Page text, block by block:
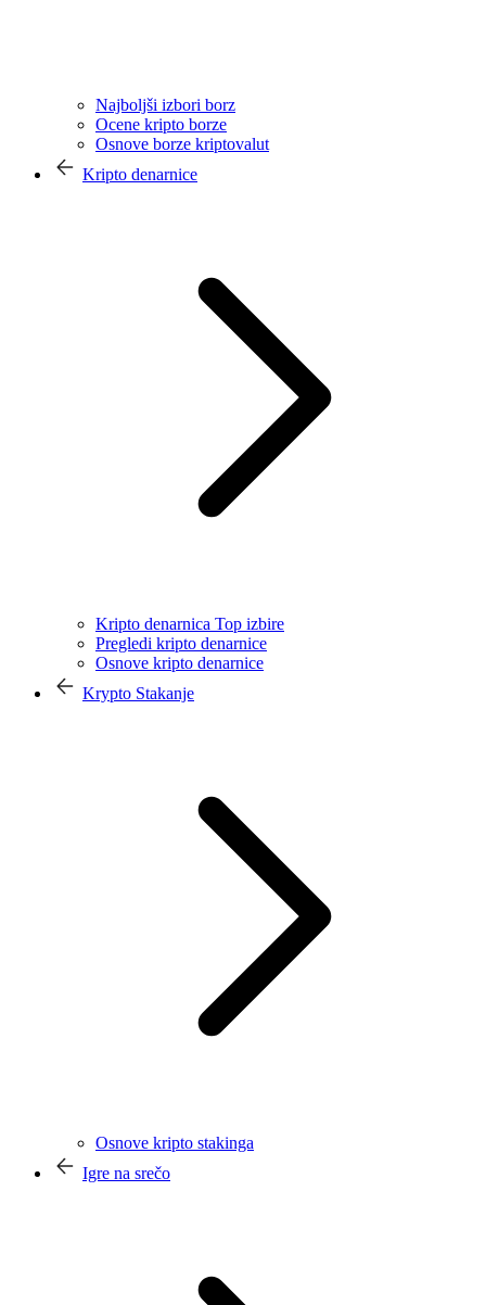
Najboljši izbori borz
Ocene kripto borze
Osnove borze kriptovalut
Kripto denarnice
Kripto denarnica Top izbire
Pregledi kripto denarnice
Osnove kripto denarnice
Krypto Stakanje
Osnove kripto stakinga
Igre na srečo